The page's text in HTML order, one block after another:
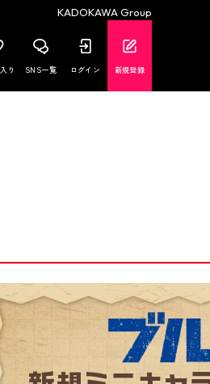
KADOKAWA Group
り SNS一覧 ログイン 新規登録